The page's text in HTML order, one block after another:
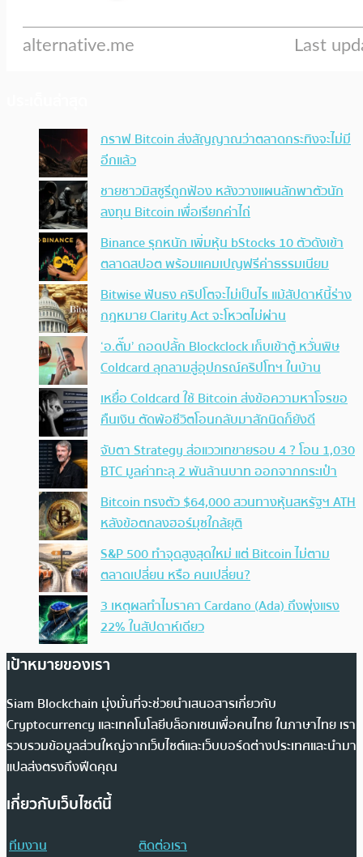
กราฟ Bitcoin ส่งสัญญาณว่าตลาดกระทิงจะไม่มี
อีกแล้ว
ชายชาวมิสซูรีถูกฟ้อง หลังวางแผนลักพาตัวนัก
ลงทุน Bitcoin เพื่อเรียกค่าไถ่
Binance รุกหนัก เพิ่มหุ้น bStocks 10 ตัวดังเข้า
ตลาดสปอต พร้อมแคมเปญฟรีค่าธรรมเนียม
Bitwise ฟันธง คริปโตจะไม่เป็นไร แม้สัปดาห์นี้ร่าง
กฎหมาย Clarity Act จะโหวตไม่ผ่าน
‘อ.ตั๊ม’ ถอดปลั้ก Blockclock เก็บเข้าตู้ หวั่นพิษ
Coldcard ลุกลามสู่อุปกรณ์คริปโทฯ ในบ้าน
เหยื่อ Coldcard ใช้ Bitcoin ส่งข้อความหาโจรขอ
คืนเงิน ตัดพ้อชีวิตโอนกลับมาสักนิดก็ยังดี
จับตา Strategy ส่อแววเทขายรอบ 4 ? โอน 1,030
BTC มูลค่าทะลุ 2 พันล้านบาท ออกจากกระเป๋า
Bitcoin ทรงตัว $64,000 สวนทางหุ้นสหรัฐฯ ATH
หลังข้อตกลงฮอร์มุซใกล้ยุติ
S&P 500 ทำจุดสูงสุดใหม่ แต่ Bitcoin ไม่ตาม
ตลาดเปลี่ยน หรือ คนเปลี่ยน?
3 เหตุผลทำไมราคา Cardano (Ada) ถึงพุ่งแรง
22% ในสัปดาห์เดียว
เป้าหมายของเรา
Siam Blockchain มุ่งมั่นที่จะช่วยนำเสนอสารเกี่ยวกับ
Cryptocurrency และเทคโนโลยีบล็อกเชนเพื่อคนไทย ในภาษาไทย เรา
รวบรวมข้อมูลส่วนใหญ่จากเว็บไซต์และเว็บบอร์ดต่างประเทศและนำมา
แปลส่งตรงถึงฟีดคุณ
เกี่ยวกับเว็บไซต์นี้
ทีมงาน
ติดต่อเรา